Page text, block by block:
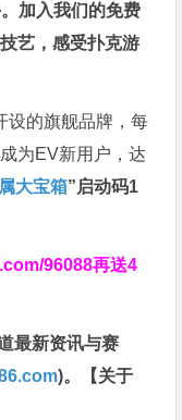
加入我们的免费
艺，感受扑克游
设的旗舰品牌，每
为EV新用户，达
大宝箱”启动码1
96088再送4
最新资讯与赛
)。
【关于